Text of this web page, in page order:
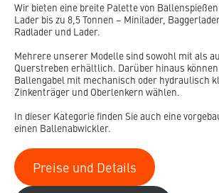
Wir bieten eine breite Palette von
Lader bis zu 8,5 Tonnen – Minilader,
Radlader und Lader.
Mehrere unserer Modelle sind sowohl mit als
Querstreben erhältlich. Darüber hinaus
Ballengabel mit mechanisch oder hydraulisch
Zinkenträger und Oberlenkern wählen.
In dieser Kategorie finden Sie auch eine
einen Ballenabwickler.
Preise und Details